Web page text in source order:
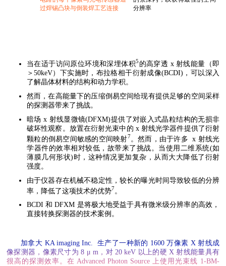
过焊锡凸块与倒装焊工艺连接
分辨率
当在适于访问原位环境和深埋体积5 的高穿透 x 射线能量（即
＞50keV）下实施时，布拉格相干衍射成像(BCDI)，可以深入
了解晶体材料的结构和动力学积。
然而，在高能量下的压缩倒易空间给现有提供足够的空间采样
的探测器带来了挑战。
暗场 x 射线显微镜(DFXM)提供了对嵌入式晶粒结构的无损非
破坏性观察。放置在衍射光束中的 x 射线光学器件提供了衍射
颗粒的倒易空间敏感的空间映射7 。然而，由于许多 x 射线光
学器件的效率相对较低，故带来了挑战。当使用二维系统(如
薄膜几何形状)时，这种情况更加复杂，从而大大降低了衍射
强度。
由于仪器存在机械不稳定性，较长的曝光时间导致较低的分辨
率，降低了这项技术的优势7。
BCDI 和 DFXM 是将极大地受益于具有微米级分辨率的高效，
直接转换探测器的技术案例。
加拿大 KA imaging Inc. 生产了一种新的 1600 万像素 X 射线成
像探测器，像素尺寸为 8 μ m，对 20 keV 以上的硬 X 射线能量具有
很高的探测效率。在 Advanced Photon Source 上使用光束线 1-BM-